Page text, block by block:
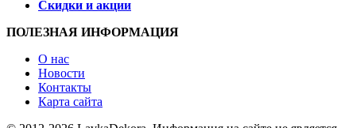
Скидки и акции
ПОЛЕЗНАЯ ИНФОРМАЦИЯ
О нас
Новости
Контакты
Карта сайта